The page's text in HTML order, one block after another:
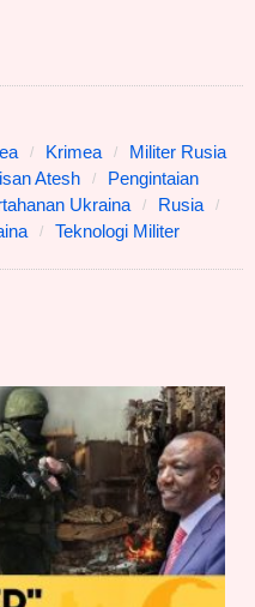
Krimea
Militer Rusia
Atesh
Pengintaian
Ukraina
Rusia
Teknologi Militer